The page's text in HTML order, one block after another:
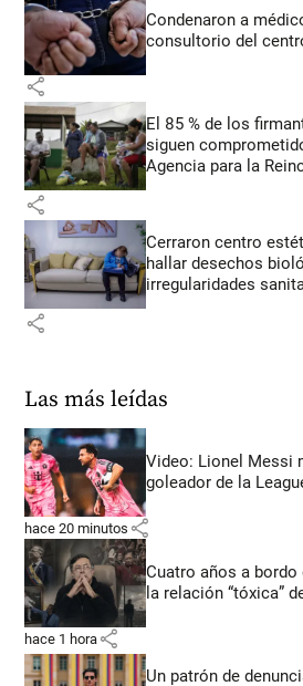
Condenaron a
consultorio del
share
El 85 % de los
siguen
Agencia para la
share
Cerraron centro
hallar desechos
irregularidades
share
Las más leídas
Video: Lionel Messi
goleador de la
hace 20 minutos share
Cuatro años a
la relación “tóxica”
hace 1 hora share
Un patrón de